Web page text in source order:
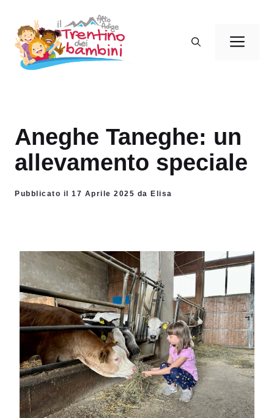
contenuto
Aneghe Taneghe: un
allevamento speciale
Pubblicato il 17 Aprile 2025 da Elisa